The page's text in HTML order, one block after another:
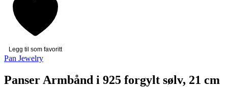
Legg til som favoritt
Pan Jewelry
Panser Armbånd i 925 forgylt sølv, 21 cm